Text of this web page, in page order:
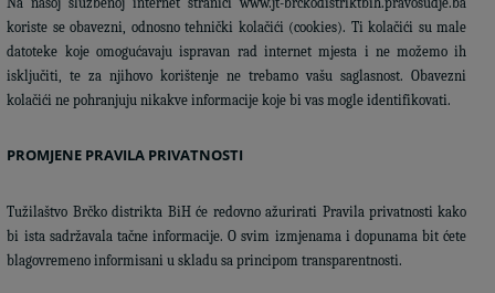
koriste se obavezni, odnosno tehnički kolačići (cookies). Ti kolačići su male
datoteke koje omogućavaju ispravan rad internet mjesta i ne možemo ih
isključiti, te za njihovo korištenje ne trebamo vašu saglasnost. Obavezni
kolačići ne pohranjuju nikakve informacije koje bi vas mogle identifikovati.
PROMJENE PRAVILA PRIVATNOSTI
Tužilaštvo Brčko distrikta BiH će redovno ažurirati Pravila privatnosti kako
bi ista sadržavala tačne informacije. O svim izmjenama i dopunama bit ćete
blagovremeno informisani u skladu sa principom transparentnosti.